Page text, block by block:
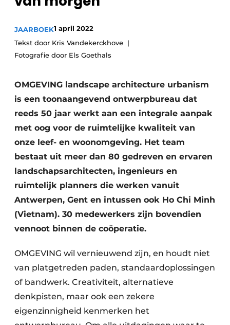
Video’s
JAARBOEK1 april 2022
Tekst door Kris Vandekerckhove
Fotografie door Els Goethals
OMGEVING landscape architecture urbanism
is een toonaangevend ontwerpbureau dat
reeds 50 jaar werkt aan een integrale aanpak
met oog voor de ruimtelijke kwaliteit van
onze leef- en woonomgeving. Het team
bestaat uit meer dan 80 gedreven en ervaren
landschapsarchitecten, ingenieurs en
ruimtelijk planners die werken vanuit
Antwerpen, Gent en intussen ook Ho Chi Minh
(Vietnam). 30 medewerkers zijn bovendien
vennoot binnen de coöperatie.
OMGEVING wil vernieuwend zijn, en houdt niet
van platgetreden paden, standaardoplossingen
of bandwerk. Creativiteit, alternatieve
denkpisten, maar ook een zekere
eigenzinnigheid kenmerken het